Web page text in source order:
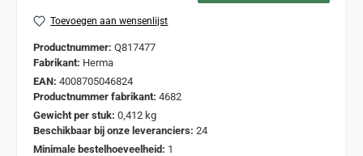
Toevoegen aan wensenlijst
Productnummer: Q817477
Fabrikant: Herma
EAN: 4008705046824
Productnummer fabrikant: 4682
Gewicht per stuk: 0,412 kg
Beschikbaar bij onze leveranciers: 24
Minimale bestelhoeveelheid: 1